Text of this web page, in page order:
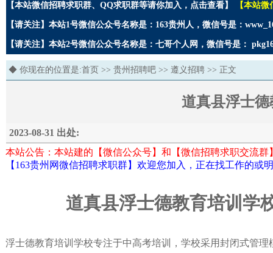
【本站微信招聘求职群、QQ求职群等请你加入，点击查看】 【本站
【请关注】本站1号微信公众号名称是：163贵州人，微信号是：
【请关注】本站2号微信公众号名称是：七哥个人网，微信号是：
◆ 你现在的位置是:首页 >> 贵州招聘吧 >> 遵义招聘 >> 正文
道真县浮士
2023-08-31 出处:
本站公告：本站建的【微信公众号】和【微信招聘求职交流群
【163贵州网微信招聘求职群】欢迎您加入，正在找工作的
道真县浮士德教育培训学
浮士德教育培训学校专注于中高考培训，学校采用封闭式管